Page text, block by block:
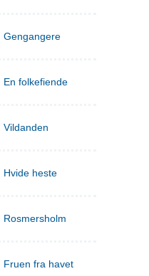
Gengangere
En folkefiende
Vildanden
Hvide heste
Rosmersholm
Fruen fra havet